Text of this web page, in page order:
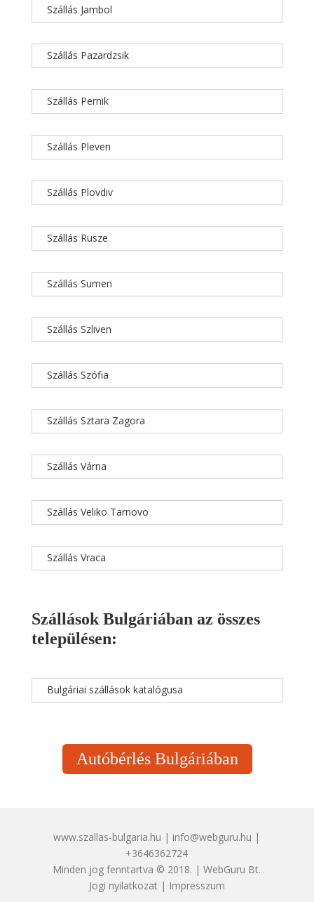
Szállás Jambol
Szállás Pazardzsik
Szállás Pernik
Szállás Pleven
Szállás Plovdiv
Szállás Rusze
Szállás Sumen
Szállás Szliven
Szállás Szófia
Szállás Sztara Zagora
Szállás Várna
Szállás Veliko Tarnovo
Szállás Vraca
Szállások Bulgáriában az összes
településen:
Bulgáriai szállások katalógusa
Autóbérlés Bulgáriában
www.szallas-bulgaria.hu | info@webguru.hu |
+3646362724
Minden jog fenntartva © 2018. | WebGuru Bt.
Jogi nyilatkozat| Impresszum